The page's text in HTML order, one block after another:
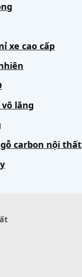
xe cao cấp
lăng
carbon nội thất